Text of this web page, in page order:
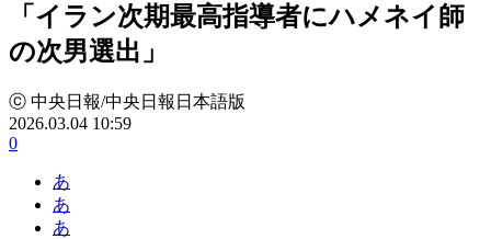
「イラン次期最高指導者にハメネイ師
の次男選出」
ⓒ 中央日報/中央日報日本語版
2026.03.04 10:59
0
あ
あ
あ